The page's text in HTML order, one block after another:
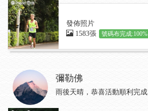
發佈照片
1583張
號碼布完成:100%
彌勒佛
雨後天晴，恭喜活動順利完成